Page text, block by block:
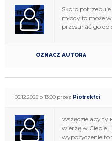
Skoro
młody to może
przesunąć go do
OZNACZ AUTORA
05.12.2025 o 13:00 przez Piotrekfci
Wszędzie aby
wierzę w Ciebie !
wypożyczenie to